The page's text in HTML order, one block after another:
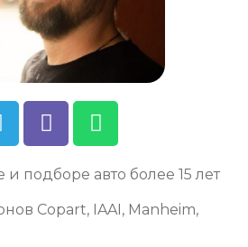
подборе авто более 15 лет
Copart, IAAI, Manheim,